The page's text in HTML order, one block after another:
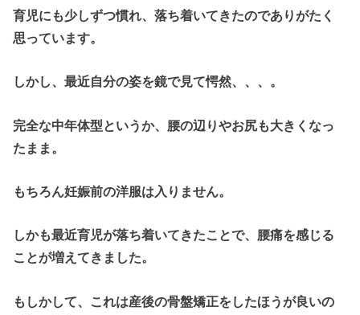
育児にも少しずつ慣れ、落ち着いてきたのでありがたく
思っています。
しかし、最近自分の姿を鏡で見て愕然、、、。
完全な中年体型というか、腰の辺りやお尻も大きくなっ
たまま。
もちろん妊娠前の洋服は入りません。
しかも最近育児が落ち着いてきたことで、腰痛を感じる
ことが増えてきました。
もしかして、これは産後の骨盤矯正をしたほうが良いの